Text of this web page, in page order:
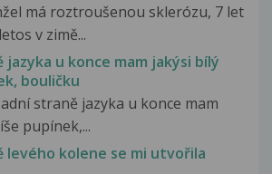
má roztroušenou sklerózu, 7 let
v zimě...
jazyka u konce mam jakýsi bílý
bouličku
straně jazyka u konce mam
pupínek,...
levého kolene se mi utvořila